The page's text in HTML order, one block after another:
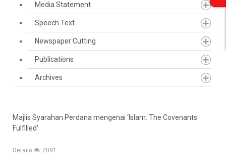
Media Statement
Speech Text
Newspaper Cutting
Publications
Archives
Majlis Syarahan Perdana mengenai ‘Islam: The Covenants
Fulfilled'
Details 2091